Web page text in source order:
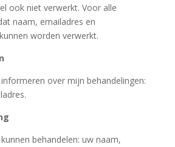
ook niet verwerkt. Voor alle
naam, emailadres en
worden verwerkt.
over mijn behandelingen:
behandelen: uw naam,